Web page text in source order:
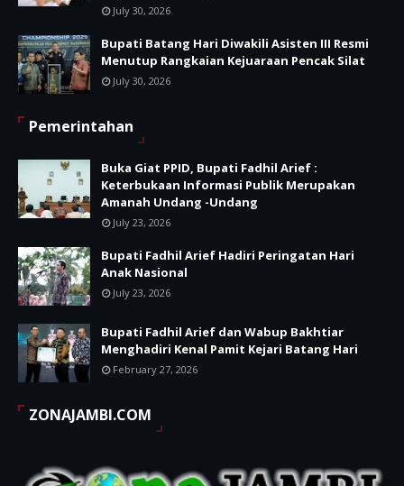
July 30, 2026
Bupati Batang Hari Diwakili Asisten III Resmi
Menutup Rangkaian Kejuaraan Pencak Silat
July 30, 2026
Pemerintahan
Buka Giat PPID, Bupati Fadhil Arief :
Keterbukaan Informasi Publik Merupakan
Amanah Undang -Undang
July 23, 2026
Bupati Fadhil Arief Hadiri Peringatan Hari
Anak Nasional
July 23, 2026
Bupati Fadhil Arief dan Wabup Bakhtiar
Menghadiri Kenal Pamit Kejari Batang Hari
February 27, 2026
ZONAJAMBI.COM